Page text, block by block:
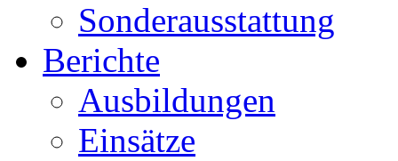
Sonderausstattung
Berichte
Ausbildungen
Einsätze